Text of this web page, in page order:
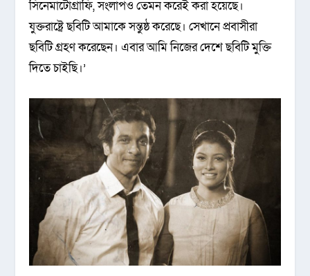
সিনেমাটোগ্রাফি, সংলাপও তেমন করেই করা হয়েছে।
যুক্তরাষ্ট্রে ছবিটি আমাকে সন্তুষ্ঠ করেছে। সেখানে প্রবাসীরা
ছবিটি গ্রহণ করেছেন। এবার আমি নিজের দেশে ছবিটি মুক্তি
দিতে চাইছি।’